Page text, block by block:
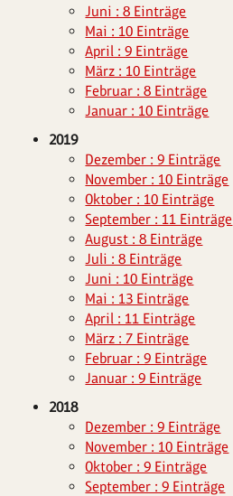
Juni : 8 Einträge
Mai : 10 Einträge
April : 9 Einträge
März : 10 Einträge
Februar : 8 Einträge
Januar : 10 Einträge
2019
Dezember : 9 Einträge
November : 10 Einträge
Oktober : 10 Einträge
September : 11 Einträge
August : 8 Einträge
Juli : 8 Einträge
Juni : 10 Einträge
Mai : 13 Einträge
April : 11 Einträge
März : 7 Einträge
Februar : 9 Einträge
Januar : 9 Einträge
2018
Dezember : 9 Einträge
November : 10 Einträge
Oktober : 9 Einträge
September : 9 Einträge